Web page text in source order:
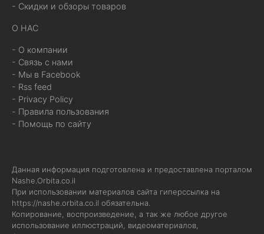
- Скидки и обзоры товаров
О НАС
- О компании
- Связь с нами
- Мы в Facebook
- Rss feed
- Privacy Policy
- Правила пользования
- Помощь по сайту
Данная информация подготовлена и предоставлена порталом
Nashe.Orbita.co.il
При использовании материалов сайта гиперссылка на
https://nashe.orbita.co.il обязательна.
Копирование, воспроизведение, а так же любое другое
использование иллюстраций, видеоматериалов,